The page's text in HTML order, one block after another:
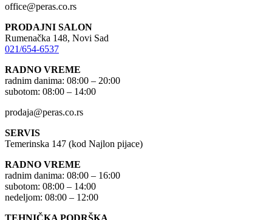
office@peras.co.rs
PRODAJNI SALON
Rumenačka 148, Novi Sad
021/654-6537
RADNO VREME
radnim danima: 08:00 – 20:00
subotom: 08:00 – 14:00
prodaja@peras.co.rs
SERVIS
Temerinska 147 (kod Najlon pijace)
RADNO VREME
radnim danima: 08:00 – 16:00
subotom: 08:00 – 14:00
nedeljom: 08:00 – 12:00
TEHNIČKA PODRŠKA